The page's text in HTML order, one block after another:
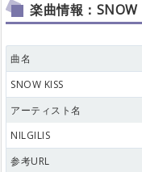
楽曲情報：SNOW
曲名
SNOW KISS
アーティスト名
NILGILIS
参考URL